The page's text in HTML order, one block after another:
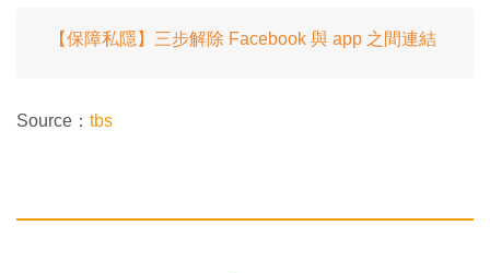
【保障私隱】三步解除 Facebook 與 app 之間連結
Source： tbs